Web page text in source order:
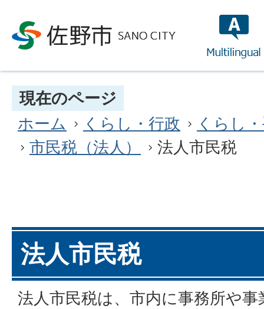
現在のページ
ホーム
くらし・行政
くらし
市民税（法人）
法人市民税
法人市民税
法人市民税は、市内に事務所や